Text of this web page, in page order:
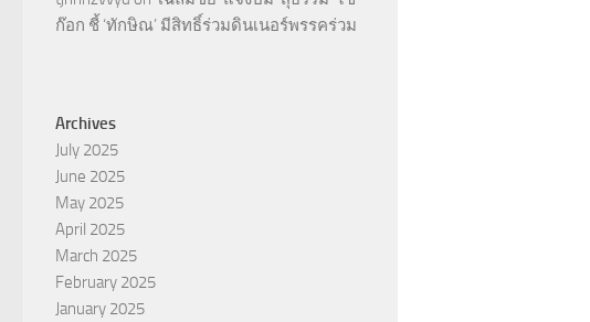
ก๊อก ชี้ ‘ทักษิณ’ มีสิทธิ์ร่วมดินเนอร์พรรคร่วม
Archives
July 2025
June 2025
May 2025
April 2025
March 2025
February 2025
January 2025